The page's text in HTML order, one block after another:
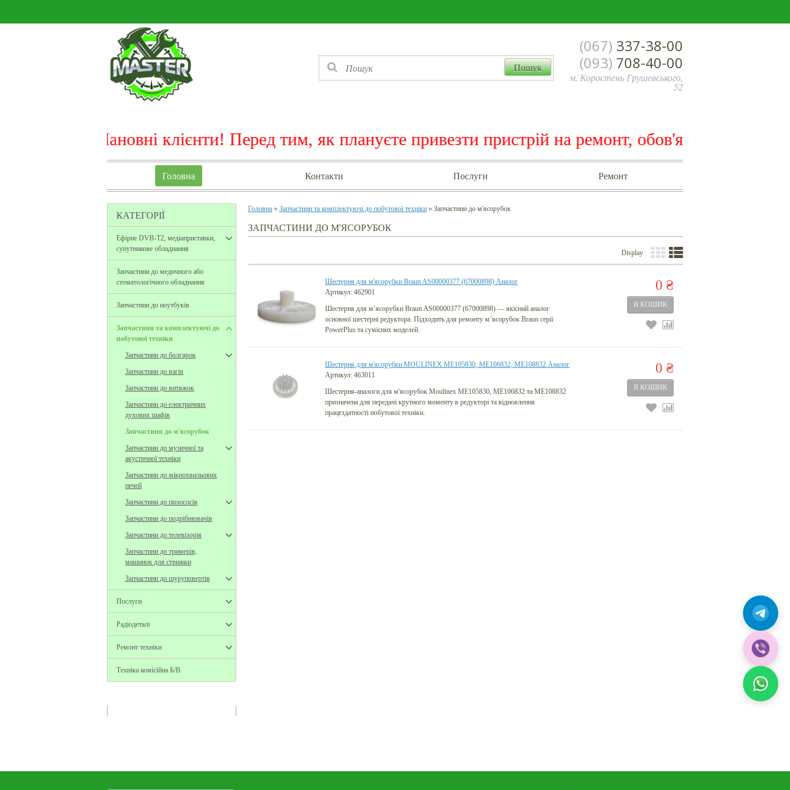
(067) 337-38-00
(093) 708-40-00
м. Коростень Грушевського,
52
Шановні клієнти! Перед тим, як плануєте привезти пристрій на ремонт, обов'язково!
Головна Контакти Послуги Ремонт
КАТЕГОРІЇ
Ефірне DVB-T2, медіаприставки,
супутникове обладнання
Запчастини до медичного або
стоматологічного обладнання
Запчастини до ноутбуків
Запчастини та комплектуючі до
побутової техніки
Запчастини до болгарок
Запчастини до вагів
Запчастини до витяжок
Запчастини до електричних
духових шафів
Запчастини до м'ясорубок
Запчастини до музичної та
акустичної техніки
Запчастини до мікрохвильових
печей
Запчастини до пилососів
Запчастини до подрібнювачів
Запчастини до телевізорів
Запчастини до тримерів,
машинок для стрижки
Запчастини до шуруповертів
Послуги
Радіодеталі
Ремонт техніки
Техніка комісійна Б/В
Головна » Запчастини та комплектуючі до побутової техніки » Запчастини до м'ясорубок
ЗАПЧАСТИНИ ДО М'ЯСОРУБОК
Display
Шестерня для м'ясорубки Braun AS00000377 (67000898) Аналог
Артикул: 462901
Шестерня для м’ясорубки Braun AS00000377 (67000898) — якісний аналог
основної шестерні редуктора. Підходить для ремонту м’ясорубок Braun серії
PowerPlus та сумісних моделей.
0 ₴
Шестерня для м'ясорубки MOULINEX ME105830, ME106832, ME108832 Аналог
Артикул: 463011
Шестерня-аналоги для м'ясорубок Moulinex ME105830, ME106832 та ME108832
призначена для передачі крутного моменту в редукторі та відновлення
працездатності побутової техніки.
0 ₴